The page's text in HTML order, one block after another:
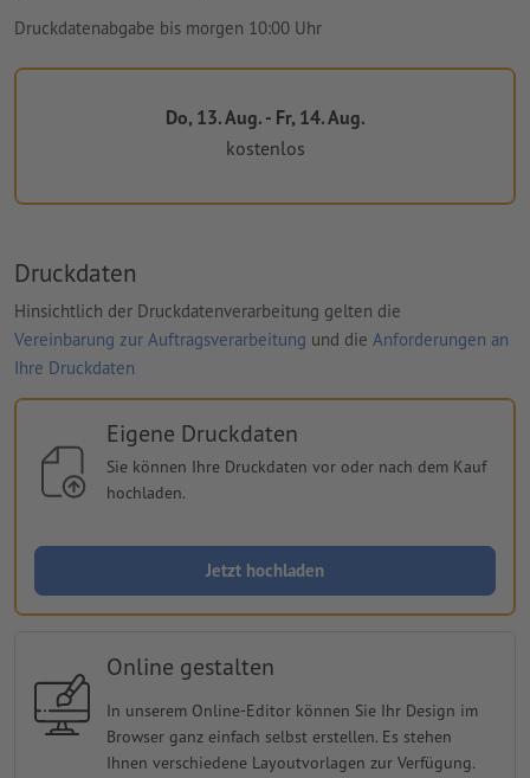
Druckdatenabgabe bis morgen 10:00 Uhr
Do, 13. Aug. - Fr, 14. Aug.
kostenlos
Druckdaten
Hinsichtlich der Druckdatenverarbeitung gelten die
Vereinbarung zur Auftragsverarbeitung und die Anforderungen an
Ihre Druckdaten
Eigene Druckdaten
Sie können Ihre Druckdaten vor oder nach dem Kauf
hochladen.
Jetzt hochladen
Online gestalten
In unserem Online-Editor können Sie Ihr Design im
Browser ganz einfach selbst erstellen. Es stehen
Ihnen verschiedene Layoutvorlagen zur Verfügung.